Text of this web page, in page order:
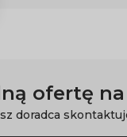
ofertę
doradca